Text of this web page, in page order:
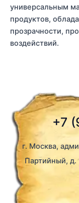
+7
г. Москва,
Партийный, д.
универсальным
продуктов,
прозрачности,
воздействий.